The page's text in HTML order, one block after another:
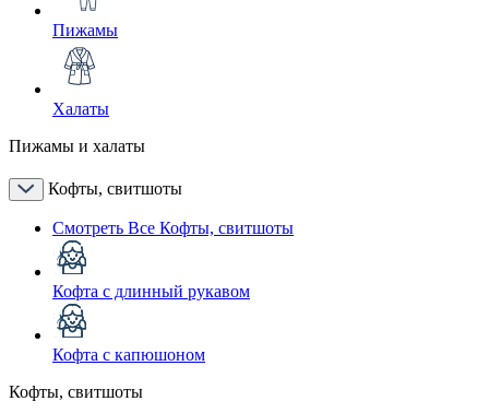
Пижамы
Халаты
Пижамы и халаты
Кофты, свитшоты
Смотреть Все Кофты, свитшоты
Кофта с длинный рукавом
Кофта с капюшоном
Кофты, свитшоты